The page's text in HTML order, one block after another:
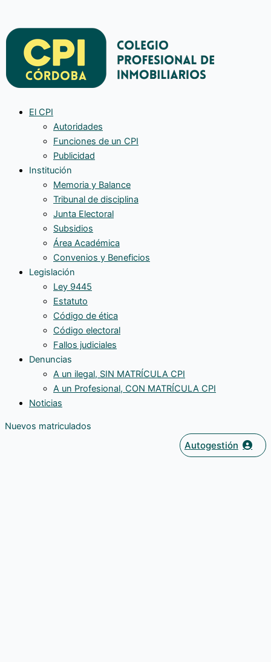
El CPI
Autoridades
Funciones de un CPI
Publicidad
Institución
Memoria y Balance
Tribunal de disciplina
Junta Electoral
Subsidios
Área Académica
Convenios y Beneficios
Legislación
Ley 9445
Estatuto
Código de ética
Código electoral
Fallos judiciales
Denuncias
A un ilegal, SIN MATRÍCULA CPI
A un Profesional, CON MATRÍCULA CPI
Noticias
Nuevos matriculados
Autogestión